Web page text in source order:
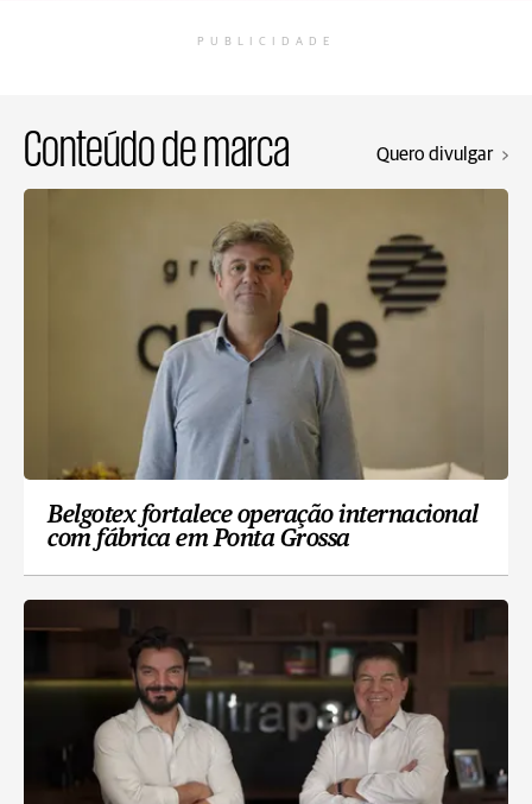
PUBLICIDADE
Conteúdo de marca Quero divulgar
Belgotex fortalece operação internacional
com fábrica em Ponta Grossa